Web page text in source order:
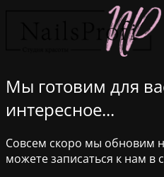
Мы готовим для
интересное...
Совсем скоро мы обновим
можете записаться к нам в